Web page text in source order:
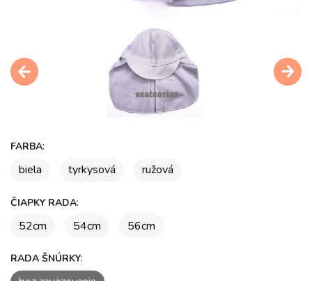
FARBA:
biela
tyrkysová ružová
ČIAPKY RADA:
52cm
54cm 56cm
RADA ŠNÚRKY: